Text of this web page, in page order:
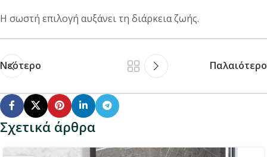
Η σωστή επιλογή αυξάνει τη διάρκεια ζωής.
Νεότερο Παλαιότερο
Σχετικά άρθρα